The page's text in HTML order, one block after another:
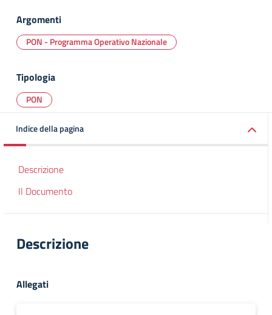
Argomenti
PON - Programma Operativo Nazionale
Tipologia
PON
Indice della pagina
Descrizione
Il Documento
Descrizione
Allegati